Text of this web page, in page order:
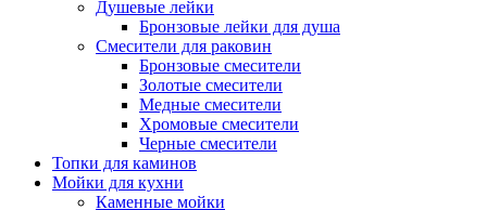
Душевые лейки
Бронзовые лейки для душа
Смесители для раковин
Бронзовые смесители
Золотые смесители
Медные смесители
Хромовые смесители
Черные смесители
Топки для каминов
Мойки для кухни
Каменные мойки